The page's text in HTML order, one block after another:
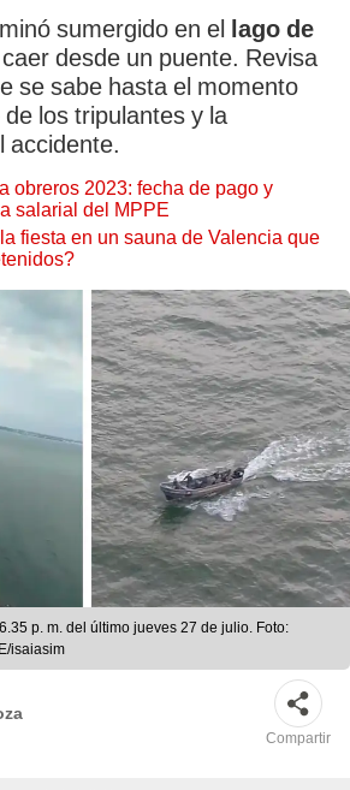
sumergido en el lago de
desde un puente. Revisa
se sabe hasta el momento
los tripulantes y la
accidente.
obreros 2023: fecha de pago y
salarial del MPPE
fiesta en un sauna de Valencia que
p. m. del último jueves 27 de julio. Foto:
isaiasim
Compartir